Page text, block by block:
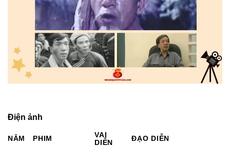
Điện ảnh
NĂM PHIM
VAI
DIỄN
ĐẠO DIỄN